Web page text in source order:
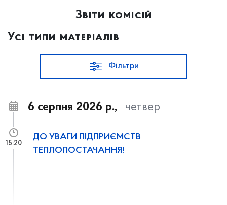
Звіти комісій
Усі типи матеріалів
Фільтри
6 серпня 2026 р., четвер
ДО УВАГИ ПІДПРИЄМСТВ
ТЕПЛОПОСТАЧАННЯ!
15:20